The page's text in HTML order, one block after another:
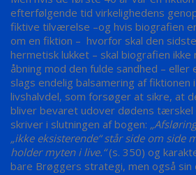
efterfølgende tid virkelighedens
fiktive tilværelse –og hvis biografien
om en fiktion – hvorfor skal den
hermetisk lukket – skal biografien
åbning mod den fulde sandhed – eller
slags endelig balsamering af fiktionen
livshalvdel, som forsøger at sikre, at
bliver bevaret udover dødens tærskel
skriver i slutningen af bogen:
„ikke eksisterende“ står side om side
holder myten i live.“(s. 350) og
bare Brøggers strategi, men også sin